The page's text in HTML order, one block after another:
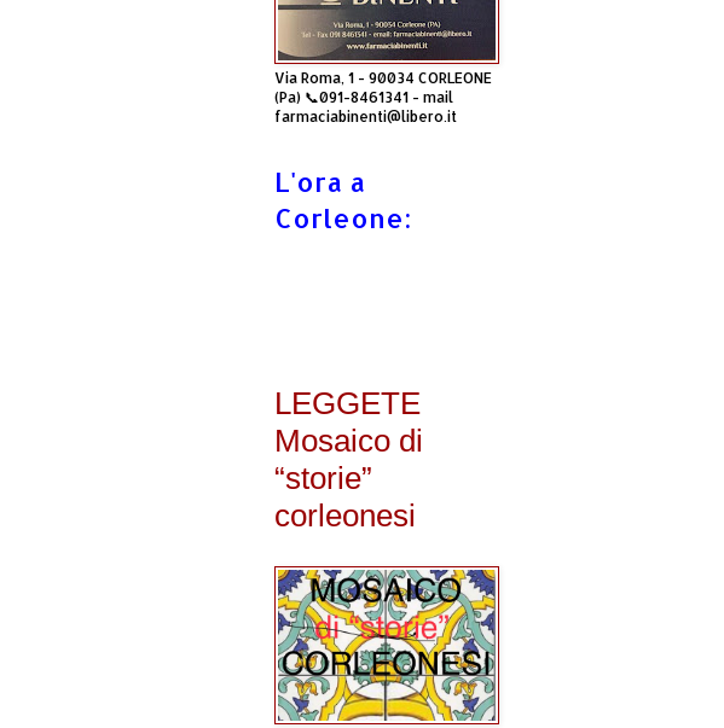
Via Roma, 1 - 90034 CORLEONE
(Pa) 📞091-8461341 - mail
farmaciabinenti@libero.it
L'ora a
Corleone:
LEGGETE
Mosaico di
“storie”
corleonesi